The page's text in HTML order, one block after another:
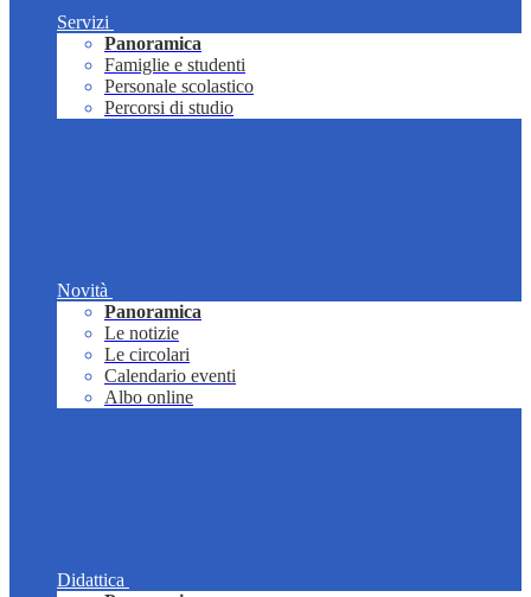
Servizi
Panoramica
Famiglie e studenti
Personale scolastico
Percorsi di studio
Novità
Panoramica
Le notizie
Le circolari
Calendario eventi
Albo online
Didattica